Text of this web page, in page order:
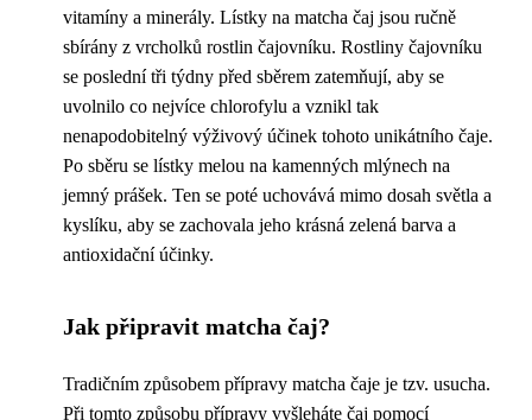
vitamíny a minerály. Lístky na matcha čaj jsou ručně
sbírány z vrcholků rostlin čajovníku. Rostliny čajovníku
se poslední tři týdny před sběrem zatemňují, aby se
uvolnilo co nejvíce chlorofylu a vznikl tak
nenapodobitelný výživový účinek tohoto unikátního čaje.
Po sběru se lístky melou na kamenných mlýnech na
jemný prášek. Ten se poté uchovává mimo dosah světla a
kyslíku, aby se zachovala jeho krásná zelená barva a
antioxidační účinky.
Jak připravit matcha čaj?
Tradičním způsobem přípravy matcha čaje je tzv. usucha.
Při tomto způsobu přípravy vyšleháte čaj pomocí